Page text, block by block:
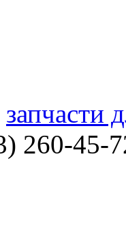
запчасти
260-45-